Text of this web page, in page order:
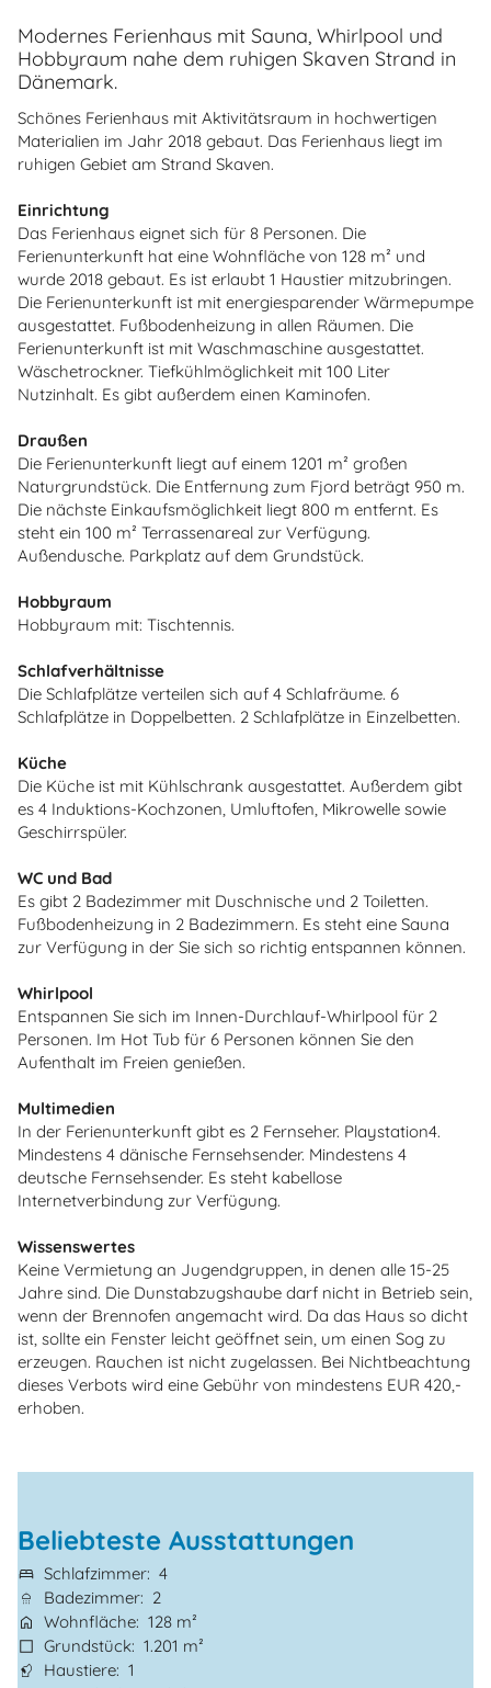
Modernes Ferienhaus mit Sauna, Whirlpool und
Hobbyraum nahe dem ruhigen Skaven Strand in
Dänemark.
Schönes Ferienhaus mit Aktivitätsraum in hochwertigen
Materialien im Jahr 2018 gebaut. Das Ferienhaus liegt im
ruhigen Gebiet am Strand Skaven.
Einrichtung
Das Ferienhaus eignet sich für 8 Personen. Die
Ferienunterkunft hat eine Wohnfläche von 128 m² und
wurde 2018 gebaut. Es ist erlaubt 1 Haustier mitzubringen.
Die Ferienunterkunft ist mit energiesparender Wärmepumpe
ausgestattet. Fußbodenheizung in allen Räumen. Die
Ferienunterkunft ist mit Waschmaschine ausgestattet.
Wäschetrockner. Tiefkühlmöglichkeit mit 100 Liter
Nutzinhalt. Es gibt außerdem einen Kaminofen.
Draußen
Die Ferienunterkunft liegt auf einem 1201 m² großen
Naturgrundstück. Die Entfernung zum Fjord beträgt 950 m.
Die nächste Einkaufsmöglichkeit liegt 800 m entfernt. Es
steht ein 100 m² Terrassenareal zur Verfügung.
Außendusche. Parkplatz auf dem Grundstück.
Hobbyraum
Hobbyraum mit: Tischtennis.
Schlafverhältnisse
Die Schlafplätze verteilen sich auf 4 Schlafräume. 6
Schlafplätze in Doppelbetten. 2 Schlafplätze in Einzelbetten.
Küche
Die Küche ist mit Kühlschrank ausgestattet. Außerdem gibt
es 4 Induktions-Kochzonen, Umluftofen, Mikrowelle sowie
Geschirrspüler.
WC und Bad
Es gibt 2 Badezimmer mit Duschnische und 2 Toiletten.
Fußbodenheizung in 2 Badezimmern. Es steht eine Sauna
zur Verfügung in der Sie sich so richtig entspannen können.
Whirlpool
Entspannen Sie sich im Innen-Durchlauf-Whirlpool für 2
Personen. Im Hot Tub für 6 Personen können Sie den
Aufenthalt im Freien genießen.
Multimedien
In der Ferienunterkunft gibt es 2 Fernseher. Playstation4.
Mindestens 4 dänische Fernsehsender. Mindestens 4
deutsche Fernsehsender. Es steht kabellose
Internetverbindung zur Verfügung.
Wissenswertes
Keine Vermietung an Jugendgruppen, in denen alle 15-25
Jahre sind. Die Dunstabzugshaube darf nicht in Betrieb sein,
wenn der Brennofen angemacht wird. Da das Haus so dicht
ist, sollte ein Fenster leicht geöffnet sein, um einen Sog zu
erzeugen. Rauchen ist nicht zugelassen. Bei Nichtbeachtung
dieses Verbots wird eine Gebühr von mindestens EUR 420,-
erhoben.
Beliebteste Ausstattungen
Schlafzimmer 4
Badezimmer
2
Wohnfläche 128 m²
Grundstück 1.201 m²
Haustiere 1